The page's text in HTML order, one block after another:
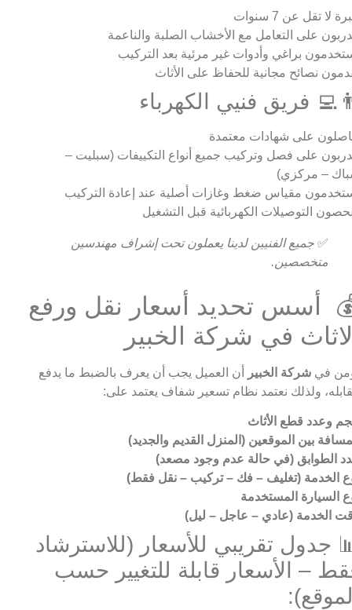
لا تقل عن 7 سنوات
على التعامل مع الأخشاب الصلبة والناعمة
براغي وأدوات غير مرئية بعد التركيب
نصائح مجانية للحفاظ على الأثاث
فريق فنيي الكهرباء
على شهادات معتمدة
على فصل وتركيب جميع أنواع التكييفات (سبليت –
– مركزي)
مقياس ضغط وغازات أصلية عند إعادة التركيب
التوصيلات الكهربائية قبل التشغيل
✅ جميع الفنيين لدينا يعملون تحت إشراف مهندسين
متخصصين.
أسس تحديد أسعار نقل ورفع
في شركة الخبير
في شركة الخبير
أن العميل يجب أن يعرف بالضبط ما يدفع
ولذلك نعتمد نظام تسعير شفاف يعتمد على:
وعدد قطع الأثاث
بين الموقعين (المنزل القديم والجديد)
الطوابق (في حالة عدم وجود مصعد)
الخدمة (تغليف – فك – تركيب – نقل فقط)
السيارة المستخدمة
الخدمة (عادي – عاجل – ليل)
جدول تقريبي للأسعار (للاسترشاد
– الأسعار قابلة للتغيير حسب